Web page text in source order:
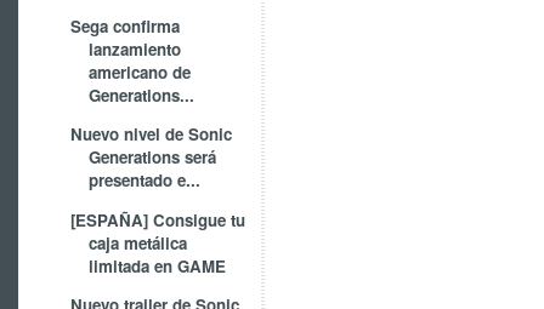
Sega confirma
lanzamiento
americano de
Generations...
Nuevo nivel de Sonic
Generations será
presentado e...
[ESPAÑA] Consigue tu
caja metálica
limitada en GAME